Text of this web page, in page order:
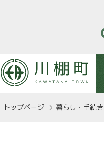
トップページ 暮らし・手続き